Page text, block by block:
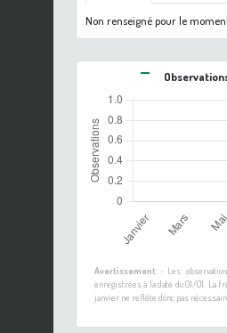
Non renseigné pour le
Avertissement :Les
enregistrées à la date du 01/01. La
janvier ne reflète donc pas